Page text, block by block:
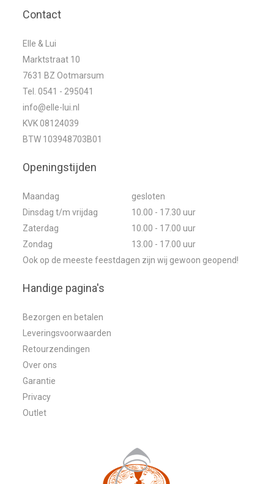
Contact
Elle & Lui
Marktstraat 10
7631 BZ Ootmarsum
Tel. 0541 - 295041
info@elle-lui.nl
KVK 08124039
BTW 103948703B01
Openingstijden
Maandag
gesloten
Dinsdag t/m vrijdag
10.00 - 17.30 uur
Zaterdag
10.00 - 17.00 uur
Zondag
13.00 - 17.00 uur
Ook op de meeste feestdagen zijn wij gewoon geopend!
Handige pagina's
Bezorgen en betalen
Leveringsvoorwaarden
Retourzendingen
Over ons
Garantie
Privacy
Outlet